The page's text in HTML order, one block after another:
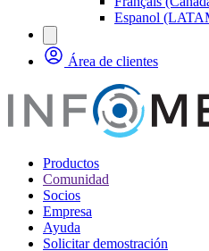
Espanol
Área de clientes
Productos
Comunidad
Socios
Empresa
Ayuda
Solicitar demostración